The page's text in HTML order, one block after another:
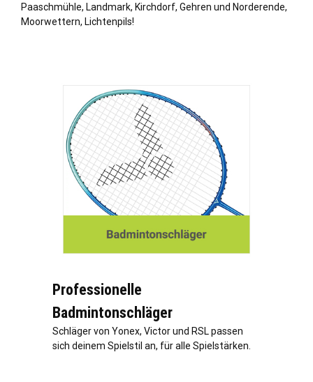
Paaschmühle, Landmark, Kirchdorf, Gehren und Norderende,
Moorwettern, Lichtenpils!
Professionelle
Badmintonschläger
Schläger von Yonex, Victor und RSL passen
sich deinem Spielstil an, für alle Spielstärken.